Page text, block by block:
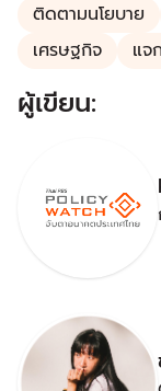
ติดตามนโยบาย
เศรษฐกิจ
แจ
ผู้เขียน: